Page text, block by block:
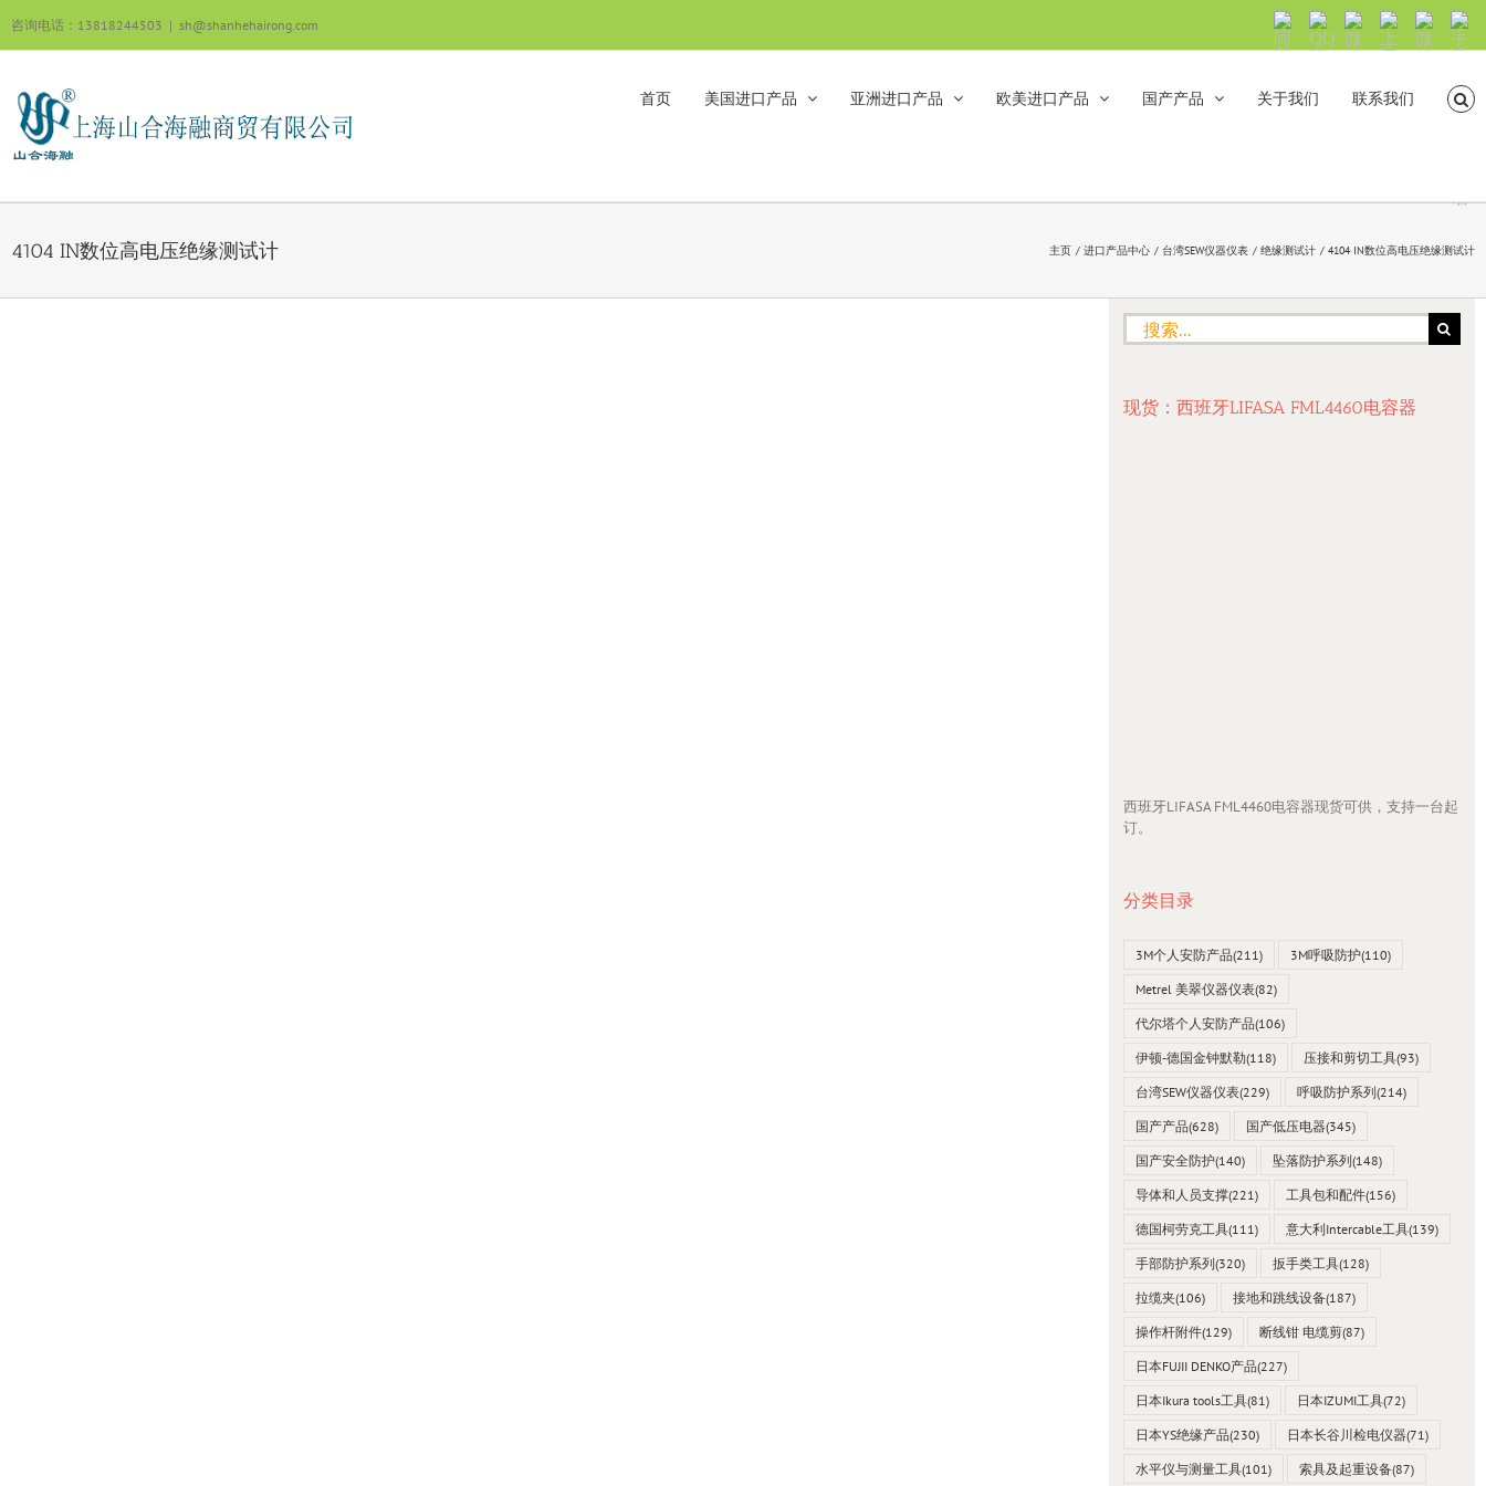
过
内
咨询电话：13818244503 | sh@shanhehairong.com
阿
里
沟
QQ
交
微
信
号：
shanhehairong
上
海
海
微
信
手
机
览
直
接
首页 美国进口产品 亚洲进口产品 欧美进口产品 国产产品 关于我们 联系我们
4104 IN数位高电压绝缘测试计 主页 进口产品中心 台湾SEW仪器仪表 绝缘测试计 4104 IN数位高电压绝缘测试计
搜
索：
现货：西班牙LIFASA FML4460电容器
西班牙LIFASA FML4460电容器现货可供，支持一台起
订。
分类目录
3M个人安防产品(211) 3M呼吸防护(110)
Metrel 美翠仪器仪表(82)
代尔塔个人安防产品(106)
伊顿-德国金钟默勒(118) 压接和剪切工具(93)
台湾SEW仪器仪表(229) 呼吸防护系列(214)
国产产品(628) 国产低压电器(345)
国产安全防护(140) 坠落防护系列(148)
导体和人员支撑(221) 工具包和配件(156)
德国柯劳克工具(111) 意大利Intercable工具(139)
手部防护系列(320) 扳手类工具(128)
拉缆夹(106) 接地和跳线设备(187)
操作杆附件(129) 断线钳 电缆剪(87)
日本FUJII DENKO产品(227)
日本Ikura tools工具(81) 日本IZUMI工具(72)
日本YS绝缘产品(230) 日本长谷川检电仪器(71)
水平仪与测量工具(101) 索具及起重设备(87)